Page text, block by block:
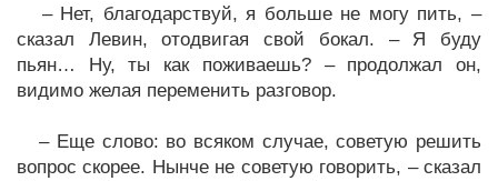
– Нет, благодарствуй, я больше не могу пить, –
сказал Левин, отодвигая свой бокал. – Я буду
пьян… Ну, ты как поживаешь? – продолжал он,
видимо желая переменить разговор.
– Еще слово: во всяком случае, советую решить
вопрос скорее. Нынче не советую говорить, – сказал